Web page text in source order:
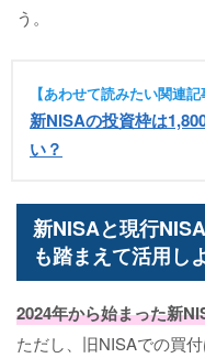
う。
【あわせて読みたい関連記
新NISAの投資枠は
い？
新NISAと現行
も踏まえて活用し
2024年から始まった新
ただし、旧NISAでの買付